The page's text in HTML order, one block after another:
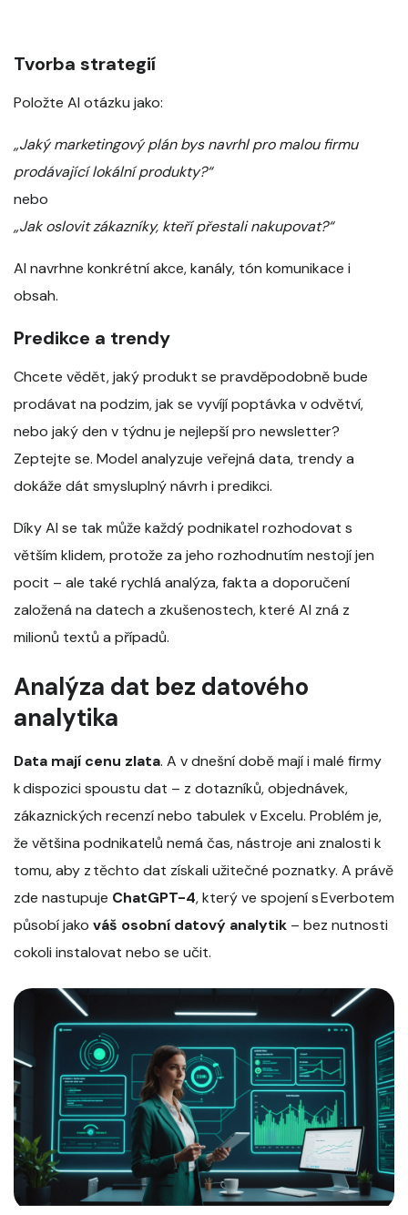
Tvorba strategií
Položte AI otázku jako:
„Jaký marketingový plán bys navrhl pro malou firmu
prodávající lokální produkty?“
nebo
„Jak oslovit zákazníky, kteří přestali nakupovat?“
AI navrhne konkrétní akce, kanály, tón komunikace i
obsah.
Predikce a trendy
Chcete vědět, jaký produkt se pravděpodobně bude
prodávat na podzim, jak se vyvíjí poptávka v odvětví,
nebo jaký den v týdnu je nejlepší pro newsletter?
Zeptejte se. Model analyzuje veřejná data, trendy a
dokáže dát smysluplný návrh i predikci.
Díky AI se tak může každý podnikatel rozhodovat s
větším klidem, protože za jeho rozhodnutím nestojí jen
pocit – ale také rychlá analýza, fakta a doporučení
založená na datech a zkušenostech, které AI zná z
milionů textů a případů.
Analýza dat bez datového
analytika
Data mají cenu zlata. A v dnešní době mají i malé firmy
k dispozici spoustu dat – z dotazníků, objednávek,
zákaznických recenzí nebo tabulek v Excelu. Problém je,
že většina podnikatelů nemá čas, nástroje ani znalosti k
tomu, aby z těchto dat získali užitečné poznatky. A právě
zde nastupuje ChatGPT-4, který ve spojení s Everbotem
působí jako váš osobní datový analytik – bez nutnosti
cokoli instalovat nebo se učit.